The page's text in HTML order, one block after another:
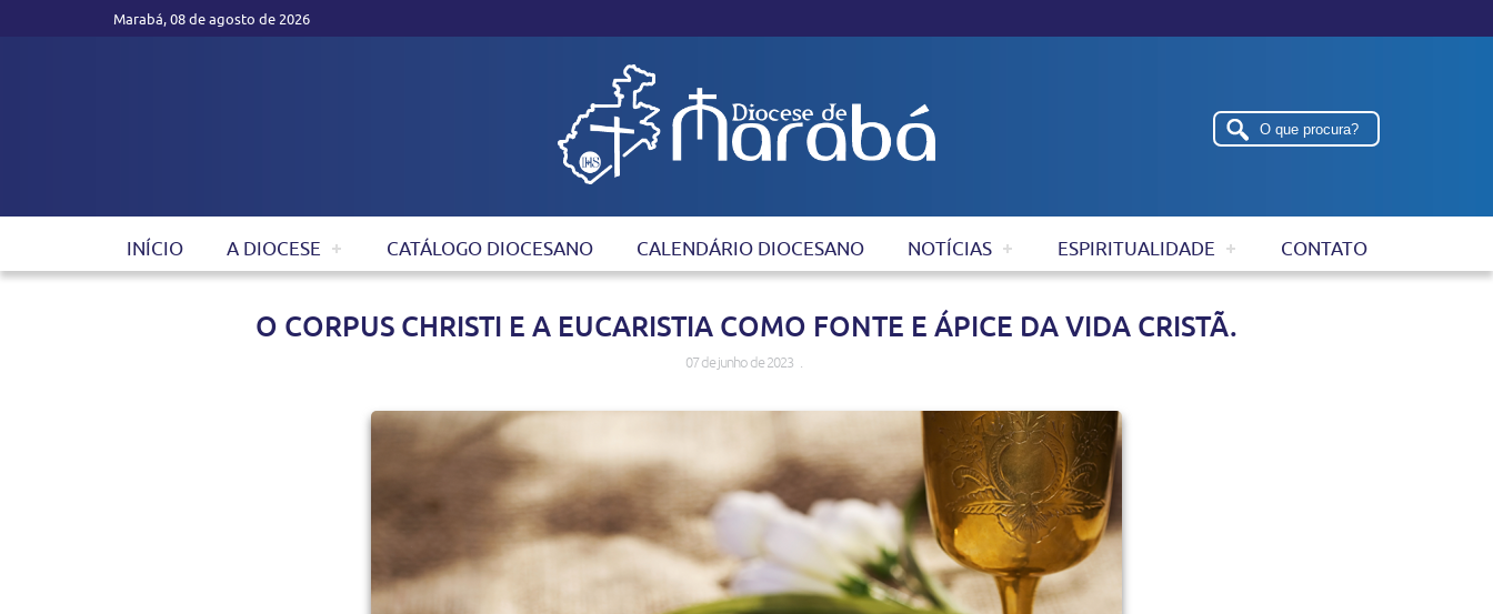
Marabá, 08 de agosto de 2026
INÍCIO A DIOCESE CATÁLOGO DIOCESANO CALENDÁRIO DIOCESANO NOTÍCIAS ESPIRITUALIDADE CONTATO
O CORPUS CHRISTI E A EUCARISTIA COMO FONTE E ÁPICE DA VIDA CRISTÃ.
07 de junho de 2023 .